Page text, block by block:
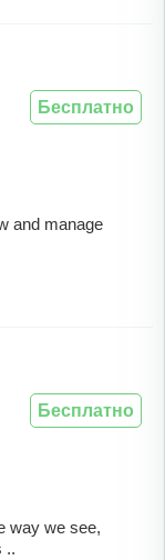
and manage
Бесплатно
way we see,
..
Бесплатно